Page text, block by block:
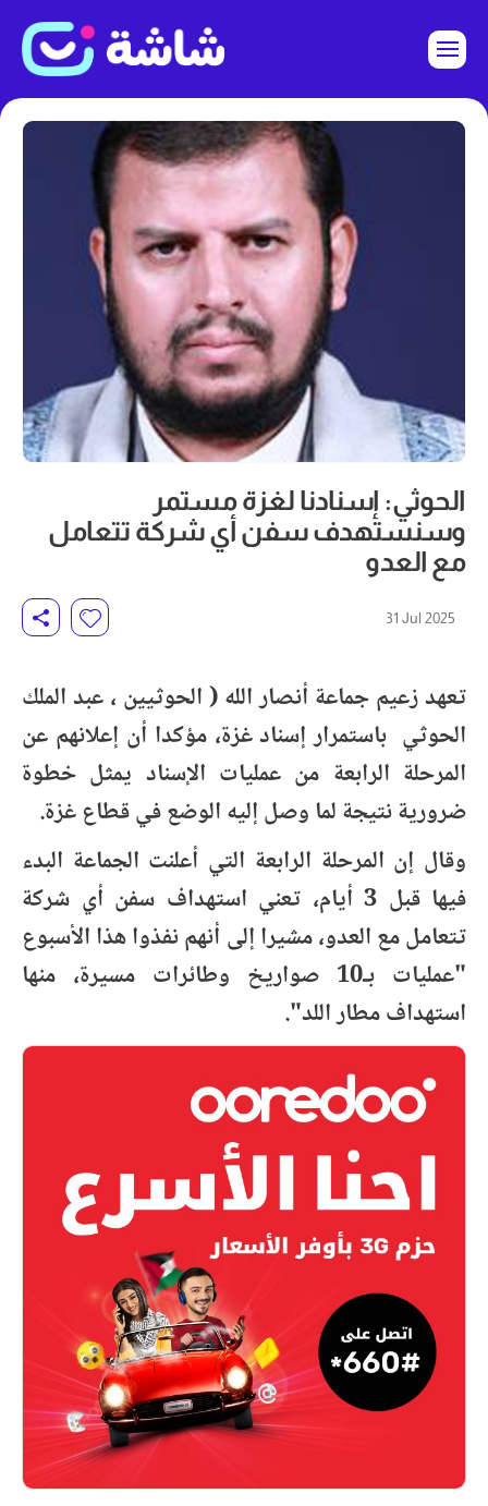
الحوثي: إسنادنا لغزة مستمر
وسنستهدف سفن أي شركة تتعامل
مع العدو
31 Jul 2025
تعهد زعيم جماعة أنصار الله ( الحوثيين ، عبد الملك
الحوثي باستمرار إسناد غزة، مؤكدا أن إعلانهم عن
المرحلة الرابعة من عمليات الإسناد يمثل خطوة
ضرورية نتيجة لما وصل إليه الوضع في قطاع غزة.
وقال إن المرحلة الرابعة التي أعلنت الجماعة البدء
فيها قبل 3 أيام، تعني استهداف سفن أي شركة
تتعامل مع العدو، مشيرا إلى أنهم نفذوا هذا الأسبوع
"عمليات بـ10 صواريخ وطائرات مسيرة، منها
استهداف مطار اللد".